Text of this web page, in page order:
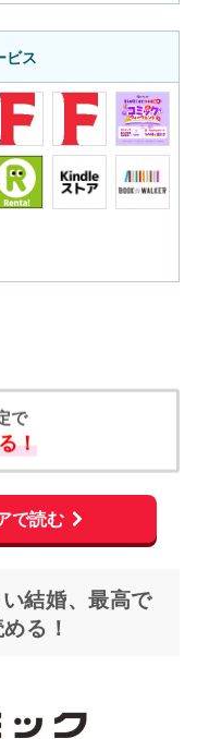
ビス
で
！
で読む
結婚、最高で
る！